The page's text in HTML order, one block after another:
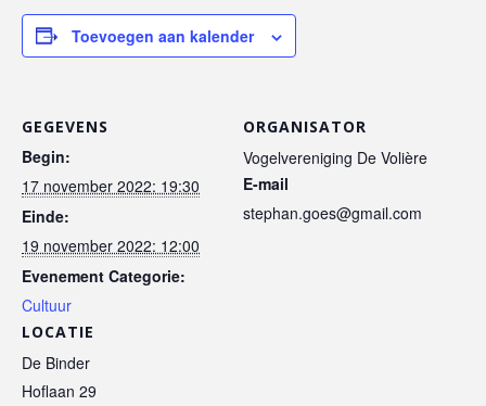
Toevoegen aan kalender
GEGEVENS
Begin:
17 november 2022: 19:30
Einde:
19 november 2022: 12:00
Evenement Categorie:
Cultuur
LOCATIE
De Binder
Hoflaan 29
ORGANISATOR
Vogelvereniging De Volière
E-mail
stephan.goes@gmail.com